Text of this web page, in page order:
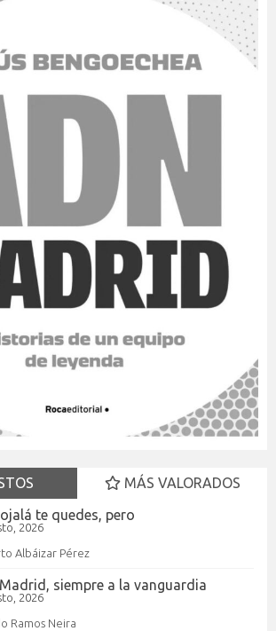
MÁS VALORADOS
te quedes, pero
2026
Albáizar Pérez
siempre a la vanguardia
2026
Ramos Neira